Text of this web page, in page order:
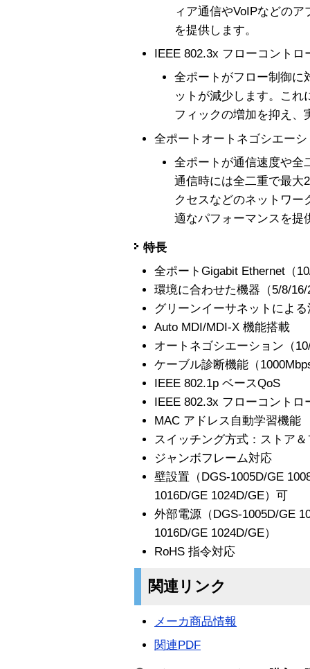
ィア通信やVoIPなどの
を提供します。
IEEE 802.3x フローコント
全ポートがフロー制御に
ットが減少します。こ
フィックの増加を抑え、
全ポートオートネゴシエー
全ポートが通信速度や全
通信時には全二重で最大
クセスなどのネットワー
適なパフォーマンスを提
特長
全ポートGigabit Ethernet（
環境に合わせた機器（5/8/
グリーンイーサネットによ
Auto MDI/MDI-X 機能搭載
オートネゴシエーション（
ケーブル診断機能（
IEEE 802.1p ベースQoS
IEEE 802.3x フローコント
MAC アドレス自動学習機能
スイッチング方式：ストア
ジャンボフレーム対応
壁設置（DGS-1005D/GE
1016D/GE 1024D/GE）可
外部電源（DGS-1005D/GE
1016D/GE 1024D/GE）
RoHS 指令対応
関連リンク
メーカ商品情報
関連PDF